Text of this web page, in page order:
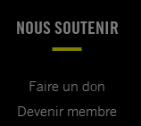
NOUS SOUTENIR
Faire un don
Devenir membre